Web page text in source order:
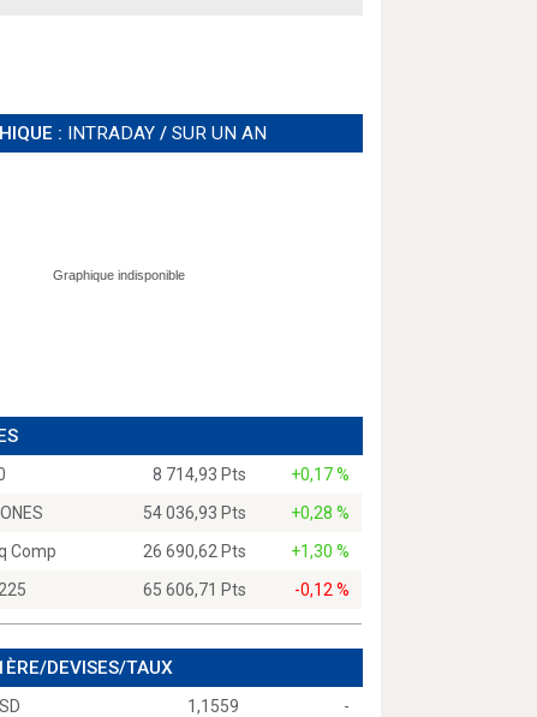
: INTRADAY /SUR UN AN
8 714,93 Pts
+0,17 %
54 036,93 Pts
+0,28 %
Comp
26 690,62 Pts
+1,30 %
65 606,71 Pts -0,12 %
DEVISES/TAUX
1,1559
-